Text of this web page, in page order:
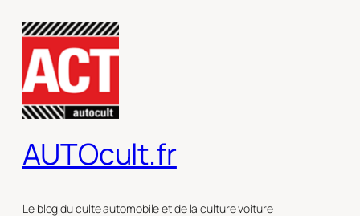
contenu
AUTOcult.fr
Le blog du culte automobile et de la culture voiture